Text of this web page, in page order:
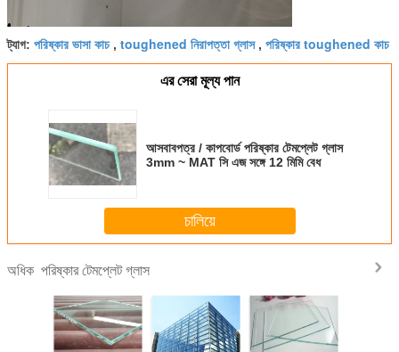
ট্যাগ: পরিষ্কার ভাসা কাচ, toughened নিরাপত্তা গ্লাস, পরিষ্কার toughened কাচ
এর সেরা মূল্য পান
আসবাবপত্র / কাপবোর্ড পরিষ্কার টেমপ্লেট গ্লাস
3mm ~ MAT সি এজ সঙ্গে 12 মিমি বেধ
চালিয়ে
অধিক পরিষ্কার টেমপ্লেট গ্লাস